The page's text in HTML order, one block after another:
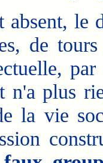
le
de
n'a plus
la vie